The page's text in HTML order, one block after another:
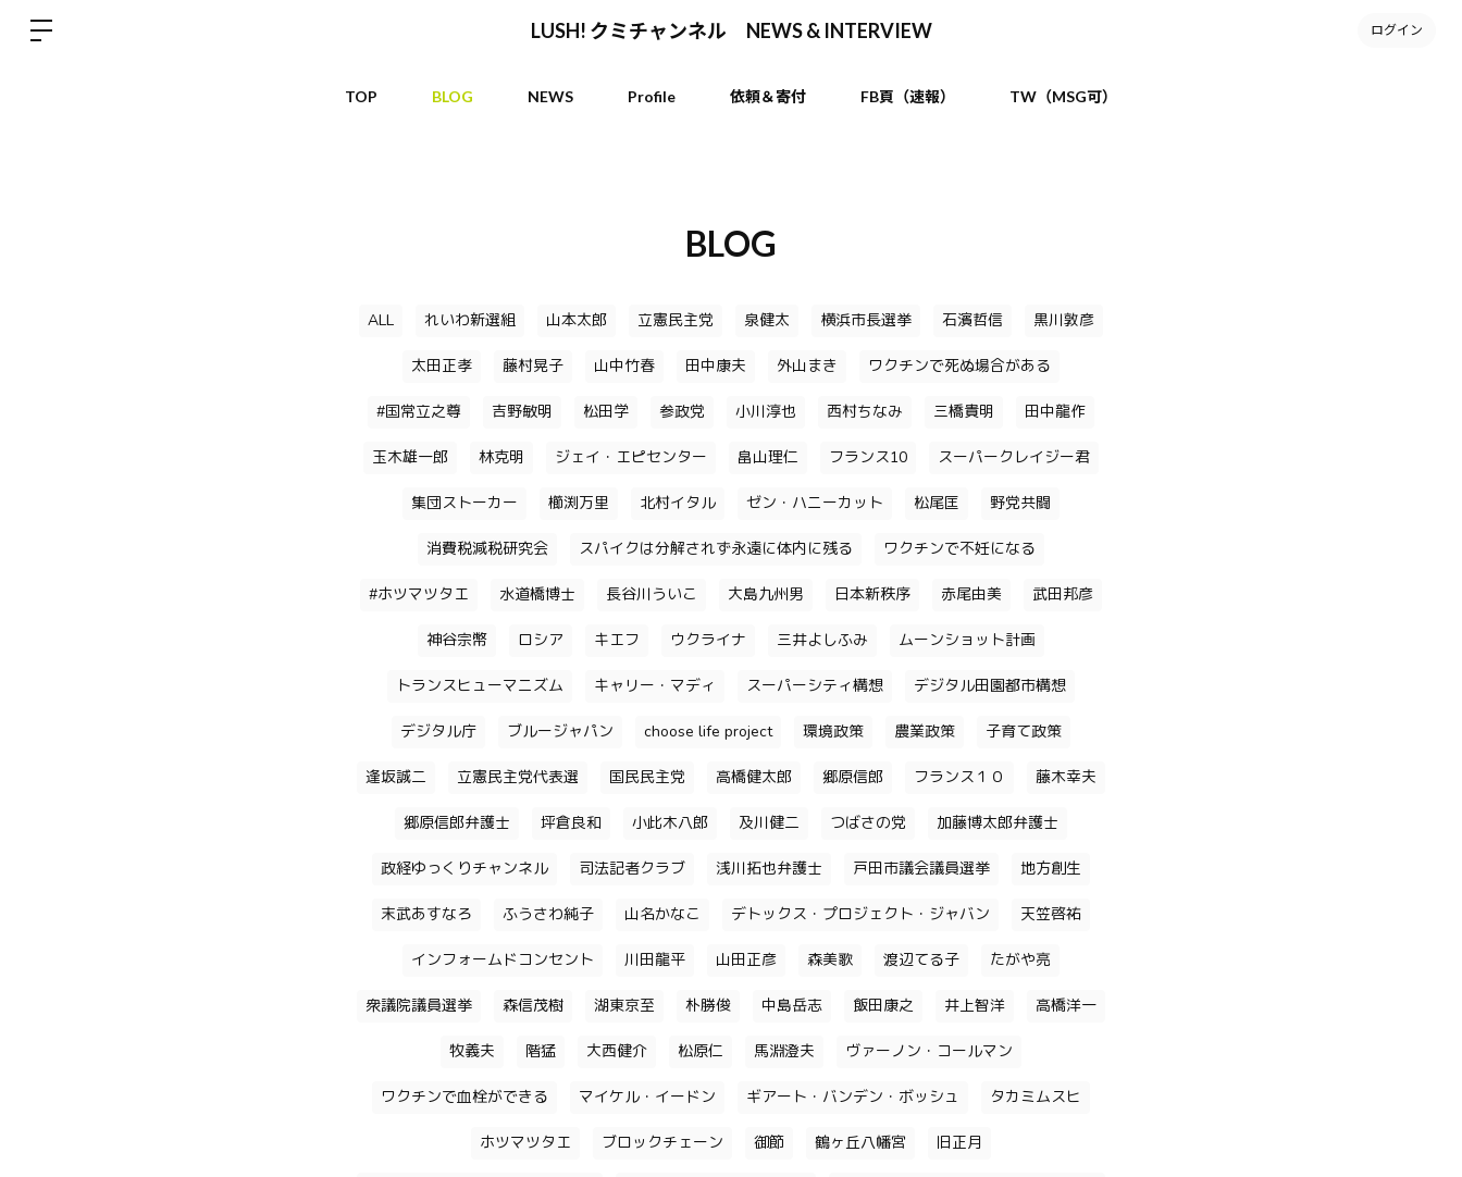
LUSH! クミチャンネル NEWS & INTERVIEW ログイン
TOP BLOG NEWS Profile 依頼＆寄付 FB頁（速報） TW（MSG可）
BLOG
ALL れいわ新選組 山本太郎 立憲民主党 泉健太 横浜市長選挙 石濱哲信 黒川敦彦
太田正孝 藤村晃子 山中竹春 田中康夫 外山まき ワクチンで死ぬ場合がある
#国常立之尊 吉野敏明 松田学 参政党 小川淳也 西村ちなみ 三橋貴明 田中龍作
玉木雄一郎 林克明 ジェイ・エピセンター 畠山理仁 フランス10 スーパークレイジー君
集団ストーカー 櫛渕万里 北村イタル ゼン・ハニーカット 松尾匡 野党共闘
消費税減税研究会 スパイクは分解されず永遠に体内に残る ワクチンで不妊になる
#ホツマツタエ 水道橋博士 長谷川ういこ 大島九州男 日本新秩序 赤尾由美 武田邦彦
神谷宗幣 ロシア キエフ ウクライナ 三井よしふみ ムーンショット計画
トランスヒューマニズム キャリー・マディ スーパーシティ構想 デジタル田園都市構想
デジタル庁 ブルージャパン choose life project 環境政策 農業政策 子育て政策
逢坂誠二 立憲民主党代表選 国民民主党 高橋健太郎 郷原信郎 フランス１０ 藤木幸夫
郷原信郎弁護士 坪倉良和 小此木八郎 及川健二 つばさの党 加藤博太郎弁護士
政経ゆっくりチャンネル 司法記者クラブ 浅川拓也弁護士 戸田市議会議員選挙 地方創生
末武あすなろ ふうさわ純子 山名かなこ デトックス・プロジェクト・ジャバン 天笠啓祐
インフォームドコンセント 川田龍平 山田正彦 森美歌 渡辺てる子 たがや亮
衆議院議員選挙 森信茂樹 湖東京至 朴勝俊 中島岳志 飯田康之 井上智洋 高橋洋一
牧義夫 階猛 大西健介 松原仁 馬淵澄夫 ヴァーノン・コールマン
ワクチンで血栓ができる マイケル・イードン ギアート・バンデン・ボッシュ タカミムスヒ
ホツマツタエ ブロックチェーン 御節 鶴ヶ丘八幡宮 旧正月